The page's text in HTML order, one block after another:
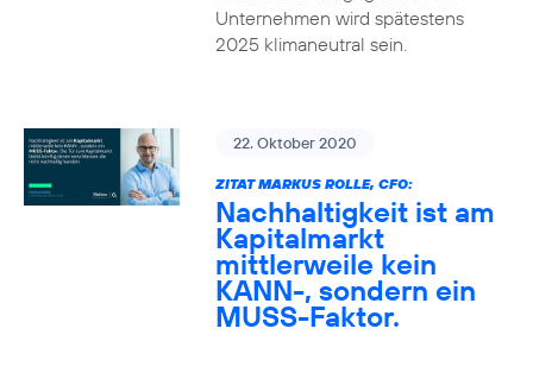
Unternehmen wird spätestens
2025 klimaneutral sein.
22. Oktober 2020
ZITAT MARKUS ROLLE, CFO:
Nachhaltigkeit ist am
Kapitalmarkt
mittlerweile kein
KANN-, sondern ein
MUSS-Faktor.